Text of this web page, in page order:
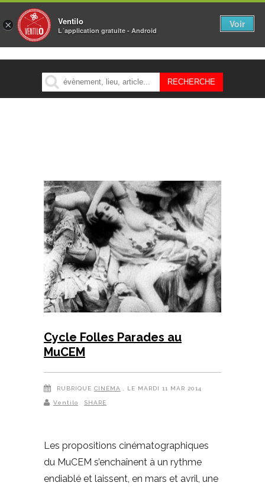
MENU
Cycle Folles Parades au
MuCEM
RUBRIQUE CINÉMA , LE MARDI 11 MAR 2014
Ventilo SHARE
Les propositions cinématographiques
du MuCEM s’enchaînent à un rythme
endiablé et laissent, en mars et avril, une
× Ventilo
L´application gratuite - Android
Voir